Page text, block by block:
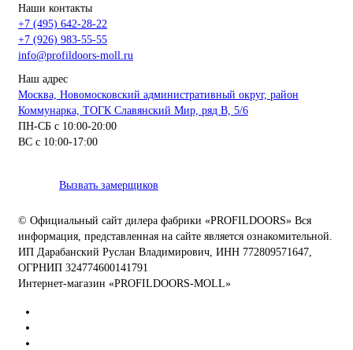
Наши контакты
+7 (495) 642-28-22
+7 (926) 983-55-55
info@profildoors-moll.ru
Наш адрес
Москва, Новомосковский административный округ, район
Коммунарка, ТОГК Славянский Мир, ряд В, 5/6
ПН-СБ с 10:00-20:00
ВС с 10:00-17:00
Вызвать замерщиков
© Официальный сайт дилера фабрики «PROFILDOORS» Вся
информация, представленная на сайте является ознакомительной.
ИП Дарабанский Руслан Владимирович, ИНН 772809571647,
ОГРНИП 324774600141791
Интернет-магазин «PROFILDOORS-MOLL»